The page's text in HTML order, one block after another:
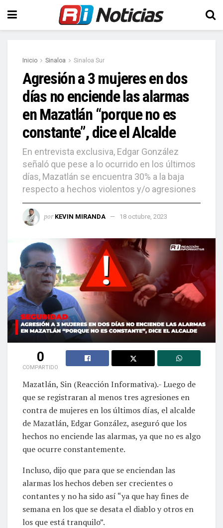
Inicio Sinaloa Sinaloa Sur
Agresión a 3 mujeres en dos
días no enciende las alarmas
en Mazatlán “porque no es
constante”, dice el Alcalde
En entrevista exclusiva, Edgar González
señaló que pese a lo ocurrido en los últimos
días, Mazatlán se encuentra 30% a la baja
respecto a hechos violentos y/o agresiones
por KEVIN MIRANDA 18 octubre, 2023
0
COMPARTIDO
Mazatlán, Sin (Reacción Informativa).- Luego de
que se registraran al menos tres agresiones en
contra de mujeres en los últimos días, el alcalde
de Mazatlán, Edgar González, aseguró que los
hechos no enciende las alarmas, ya que no es algo
que ocurre constantemente.
Incluso, dijo que para que se enciendan las
alarmas los hechos deben ser crecientes o
contantes y no ha sido así “ya que hay fines de
semana en los que se desata el diablo y otros en
los que está tranquilo”.